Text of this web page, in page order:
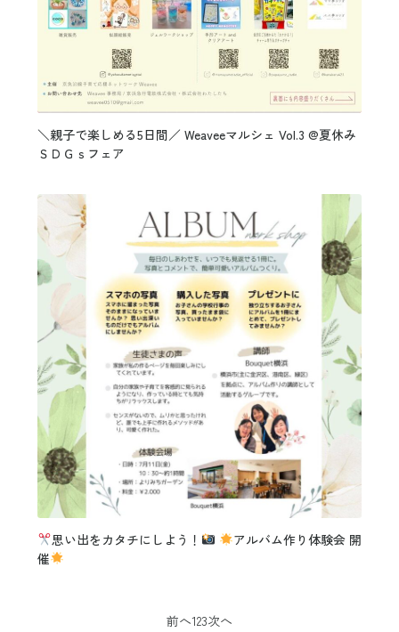
＼親子で楽しめる5日間／ Weaveeマルシェ Vol.3 @夏休み
ＳＤＧｓフェア
思い出をカタチにしよう！
アルバム作り体験会 開
催
前へ123次へ